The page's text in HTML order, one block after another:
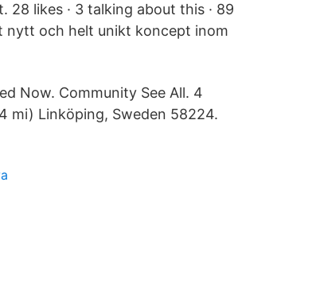
likes · 3 talking about this · 89
nytt och helt unikt koncept inom
Now. Community See All. 4
mi) Linköping, Sweden 58224.